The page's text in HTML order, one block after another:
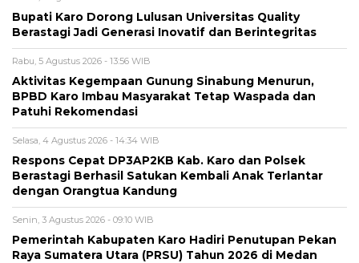
Bupati Karo Dorong Lulusan Universitas Quality
Berastagi Jadi Generasi Inovatif dan Berintegritas
Rabu, 5 Agustus 2026 - 13:56 WIB
Aktivitas Kegempaan Gunung Sinabung Menurun,
BPBD Karo Imbau Masyarakat Tetap Waspada dan
Patuhi Rekomendasi
Selasa, 4 Agustus 2026 - 14:34 WIB
Respons Cepat DP3AP2KB Kab. Karo dan Polsek
Berastagi Berhasil Satukan Kembali Anak Terlantar
dengan Orangtua Kandung
Senin, 3 Agustus 2026 - 09:10 WIB
Pemerintah Kabupaten Karo Hadiri Penutupan Pekan
Raya Sumatera Utara (PRSU) Tahun 2026 di Medan